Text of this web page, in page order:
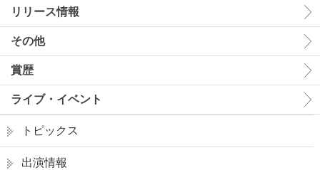
リリース情報
その他
賞歴
ライブ・イベント
トピックス
出演情報